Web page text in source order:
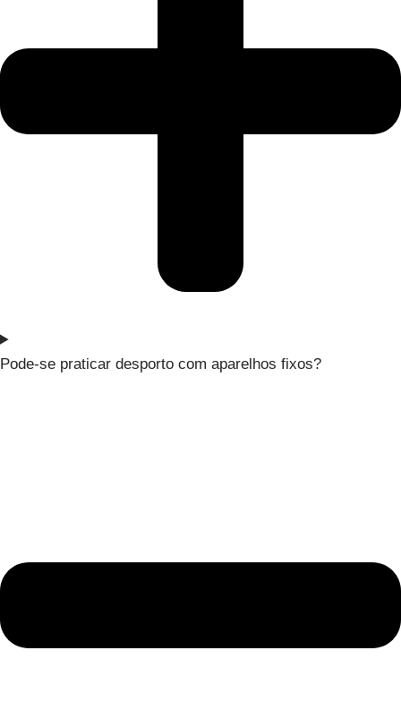
Pode-se praticar desporto com aparelhos fixos?